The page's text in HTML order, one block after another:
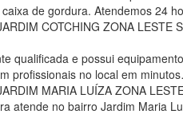
de gordura. Atendemos 24
COTCHING ZONA LESTE
qualificada e possui
profissionais no local em
MARIA LUÍZA ZONA
atende no bairro Jardim Maria